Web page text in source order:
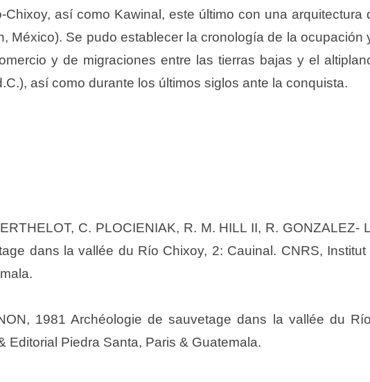
Chixoy, así como Kawinal, este último con una arquitectura
México). Se pudo establecer la cronología de la ocupación
y de migraciones entre las tierras bajas y el
así como durante los últimos siglos ante la conquista.
C. PLOCIENIAK, R. M. HILL II, R. GONZALEZ-
dans la vallée du Río Chixoy, 2: Cauinal. CNRS,
1981 Archéologie de sauvetage dans la vallée du
Editorial Piedra Santa, Paris & Guatemala.